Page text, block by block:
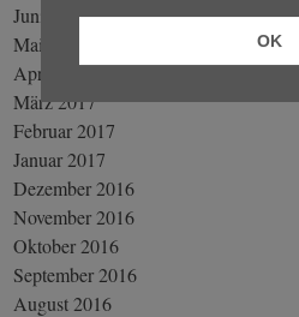
Juni 2017
Mai 2017
April 2017
März 2017
Februar 2017
Januar 2017
Dezember 2016
November 2016
Oktober 2016
September 2016
August 2016
OK